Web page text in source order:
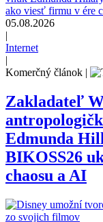
05.08.2026
|
Internet
|
Komerčný článok |
Zakladateľ
Edmunda
BIKOSS26
chaosu a AI